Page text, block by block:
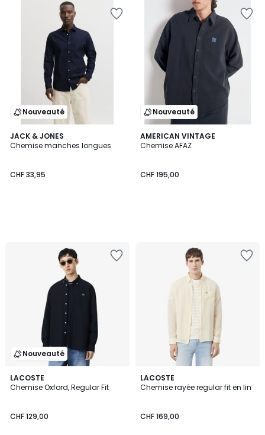
Nouveauté
JACK & JONES
Chemise manches longues
CHF 33,95
Nouveauté
AMERICAN VINTAGE
Chemise AFAZ
CHF 195,00
Nouveauté
LACOSTE
Chemise Oxford, Regular Fit
CHF 129,00
LACOSTE
Chemise rayée regular fit en lin
CHF 169,00
2
Couleurs